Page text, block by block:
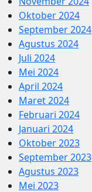
Oktober 2024
September 2024
Agustus 2024
Juli 2024
Mei 2024
April 2024
Maret 2024
Februari 2024
Januari 2024
Oktober 2023
September 2023
Agustus 2023
Mei 2023